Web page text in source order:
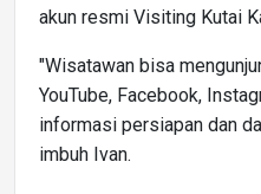
akun resmi Visiting Kutai
"Wisatawan bisa
YouTube, Facebook,
informasi persiapan dan
imbuh Ivan.